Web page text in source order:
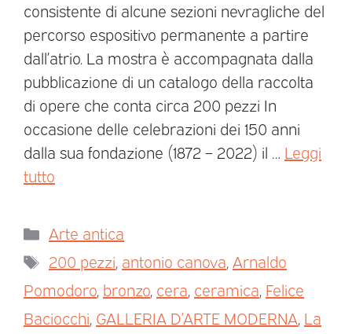
consistente di alcune sezioni nevragliche del
percorso espositivo permanente a partire
dall’atrio. La mostra è accompagnata dalla
pubblicazione di un catalogo della raccolta
di opere che conta circa 200 pezzi In
occasione delle celebrazioni dei 150 anni
dalla sua fondazione (1872 – 2022) il … Leggi
tutto
Arte antica
200 pezzi antonio canova Arnaldo
Pomodoro bronzo cera ceramica Felice
Baciocchi GALLERIA D’ARTE MODERNA La